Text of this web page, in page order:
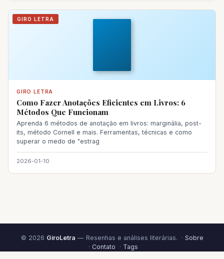
GIRO LETRA
GIRO LETRA
Como Fazer Anotações Eficientes em Livros: 6
Métodos Que Funcionam
Aprenda 6 métodos de anotação em livros: marginália, post-
its, método Cornell e mais. Ferramentas, técnicas e como
superar o medo de "estrag
2026-01-10
© 2026 GiroLetra — Resenhas e análises literárias. · Sobre
· Contato · Tags